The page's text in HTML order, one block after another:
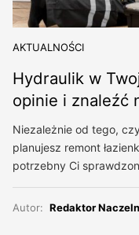
AKTUALNOŚCI
Hydraulik w
opinie i znaleźć
Niezależnie od tego,
planujesz remont
potrzebny Ci
Autor: Redaktor